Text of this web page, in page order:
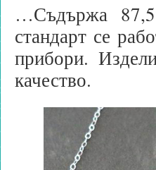
…Съдържа
стандарт се
прибори.
качество.